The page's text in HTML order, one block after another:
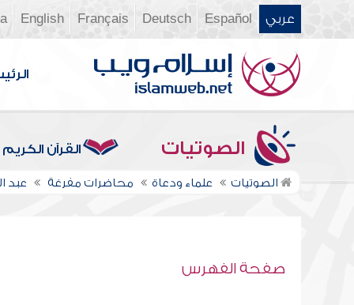
عربي Español
Deutsch
Français
English
الصوتيات القرآن الكريم
الصوتيات علماء ودعاة محاضرات مفرغة عبد
صفحة الفهرس